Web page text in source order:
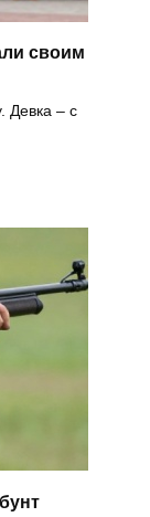
своим
Девка – с